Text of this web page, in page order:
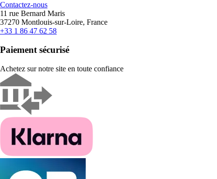
Contactez-nous
11 rue Bernard Maris
37270 Montlouis-sur-Loire, France
+33 1 86 47 62 58
Paiement sécurisé
Achetez sur notre site en toute confiance